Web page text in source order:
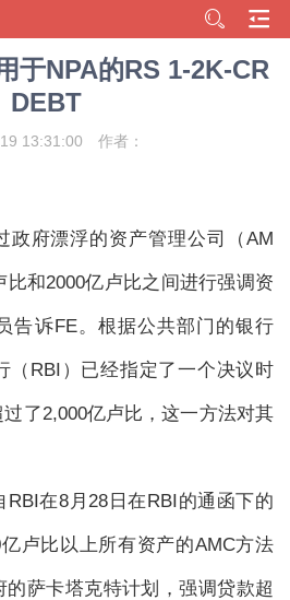
于NPA的RS 1-2K-CR
DEBT
13:31:00 作者：
政府漂浮的资产管理公司（AM
比和2000亿卢比之间进行强调资
告诉FE。根据公共部门的银行
（RBI）已经指定了一个决议时
了2,000亿卢比，这一方法对其
在8月28日在RBI的通函下的
卢比以上所有资产的AMC方法
萨卡塔克特计划，强调贷款超